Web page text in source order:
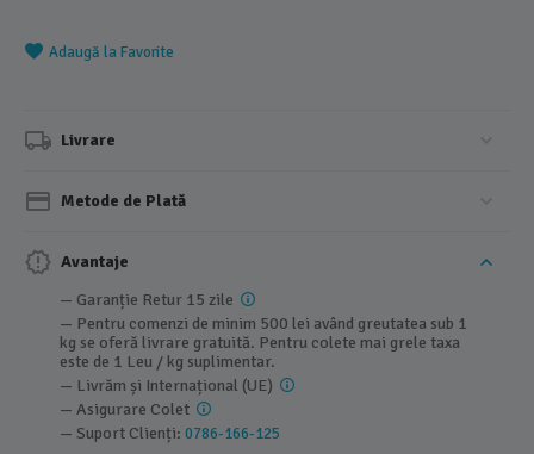
Adaugă la Favorite
Livrare
Metode de Plată
Avantaje
— Garanție Retur 15 zile
— Pentru comenzi de minim 500 lei având greutatea sub 1
kg se oferă livrare gratuită. Pentru colete mai grele taxa
este de 1 Leu / kg suplimentar.
— Livrăm și Internațional (UE)
— Asigurare Colet
— Suport Clienți:0786-166-125